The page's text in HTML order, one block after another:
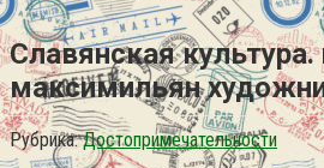
Славянская культура.
максимильян
Рубрика: Достопримечательности